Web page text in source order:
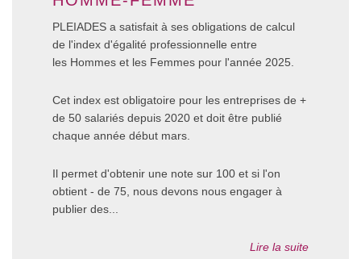
PLEIADES a satisfait à ses obligations de calcul
de l'index d'égalité professionnelle entre
les Hommes et les Femmes pour l'année 2025.
Cet index est obligatoire pour les entreprises de +
de 50 salariés depuis 2020 et doit être publié
chaque année début mars.
Il permet d'obtenir une note sur 100 et si l'on
obtient - de 75, nous devons nous engager à
publier des...
Lire la suite